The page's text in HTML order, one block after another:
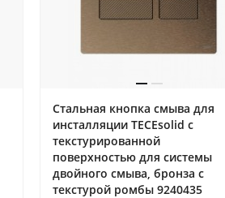
Стальная кнопка смыва для
инсталляции TECEsolid с
текстурированной
поверхностью для системы
двойного смыва, бронза с
текстурой ромбы 9240435